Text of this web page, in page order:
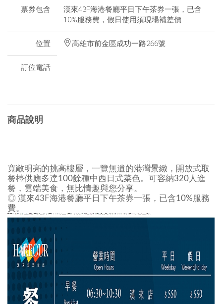
票券包含
漢來43F海港餐廳平日下午茶券一張，已含
10%服務費，假日使用須現場補差價
位置 高雄市前金區成功一路266號
訂位電話
商品說明
寬敞明亮的挑高樓層，一覽無遺的港灣景緻，開放式取
餐檯供應多達100餘種中西日式菜色。可容納320人進
餐，雲端美食，無比情趣與您分享。
◎ 漢來43F海港餐廳平日下午茶券一張，已含10%服務
費。